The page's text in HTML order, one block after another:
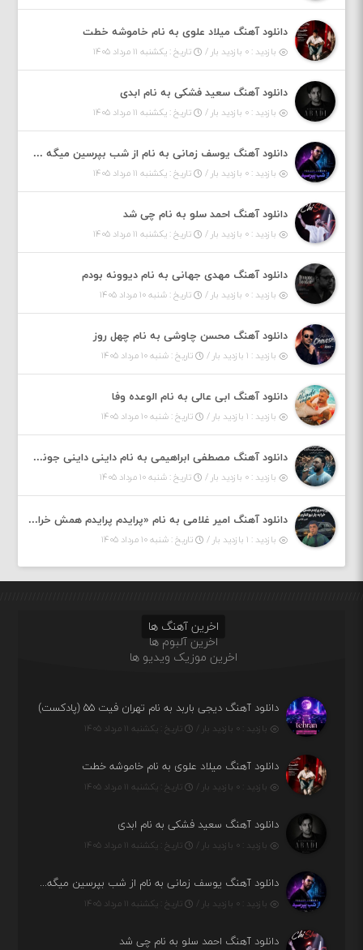
دانلود آهنگ میلاد علوی به نام خاموشه خطت
بازدید : ۰ بازدید بار / تاریخ : یکشنبه ۱۱ مرداد ۱۴۰۵
دانلود آهنگ سعید فشکی به نام ابدی
بازدید : ۰ بازدید بار / تاریخ : یکشنبه ۱۱ مرداد ۱۴۰۵
دانلود آهنگ یوسف زمانی به نام از شب بپرسین میگه چه روزگاری دارم
بازدید : ۰ بازدید بار / تاریخ : یکشنبه ۱۱ مرداد ۱۴۰۵
دانلود آهنگ احمد سلو به نام چی شد
بازدید : ۰ بازدید بار / تاریخ : یکشنبه ۱۱ مرداد ۱۴۰۵
دانلود آهنگ مهدی جهانی به نام دیوونه بودم
بازدید : ۰ بازدید بار / تاریخ : شنبه ۱۰ مرداد ۱۴۰۵
دانلود آهنگ محسن چاوشی به نام چهل روز
بازدید : ۱ بازدید بار / تاریخ : شنبه ۱۰ مرداد ۱۴۰۵
دانلود آهنگ ابی عالی به نام الوعده وفا
بازدید : ۱ بازدید بار / تاریخ : شنبه ۱۰ مرداد ۱۴۰۵
دانلود آهنگ مصطفی ابراهیمی به نام داینی داینی جونم قربون پنج تیر پرونم
بازدید : ۰ بازدید بار / تاریخ : شنبه ۱۰ مرداد ۱۴۰۵
دانلود آهنگ امیر غلامی به نام «پرایدم پرایدم همش خرابه یار نیو کنارم دیگه پولی نداروم (ریمیکس اینستاگرام)»
بازدید : ۱ بازدید بار / تاریخ : شنبه ۱۰ مرداد ۱۴۰۵
اخرین آهنگ ها
اخرین آلبوم ها
اخرین موزیک ویدیو ها
دانلود آهنگ دیجی باربد به نام تهران فیت ۵۵ (پادکست)
بازدید : ۰ بازدید بار / تاریخ : یکشنبه ۱۱ مرداد ۱۴۰۵
دانلود آهنگ میلاد علوی به نام خاموشه خطت
بازدید : ۰ بازدید بار / تاریخ : یکشنبه ۱۱ مرداد ۱۴۰۵
دانلود آهنگ سعید فشکی به نام ابدی
بازدید : ۰ بازدید بار / تاریخ : یکشنبه ۱۱ مرداد ۱۴۰۵
دانلود آهنگ یوسف زمانی به نام از شب بپرسین میگه چه روزگاری دارم
بازدید : ۰ بازدید بار / تاریخ : یکشنبه ۱۱ مرداد ۱۴۰۵
دانلود آهنگ احمد سلو به نام چی شد